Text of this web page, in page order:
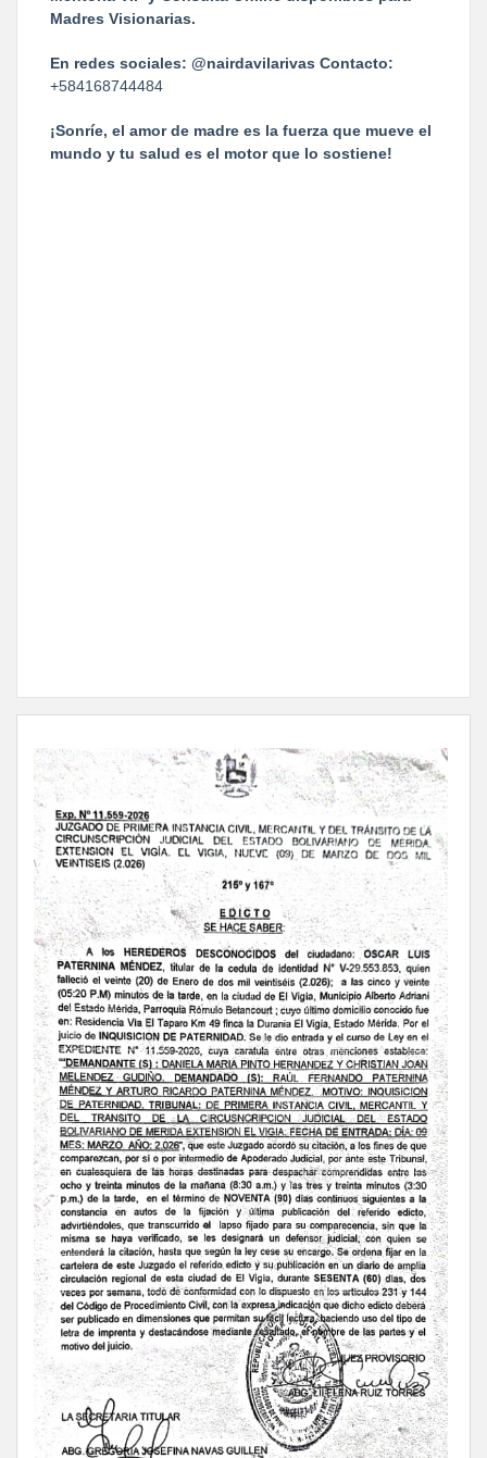
Madres Visionarias.
En redes sociales: @nairdavilarivas Contacto:
+584168744484
¡Sonríe, el amor de madre es la fuerza que mueve el
mundo y tu salud es el motor que lo sostiene!